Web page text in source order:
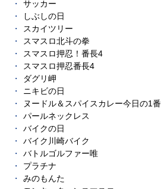
サッカー
しぶしの日
スカイツリー
スマスロ北斗の拳
スマスロ押忍！番長4
スマスロ押忍番長4
ダグリ岬
ニキビの日
ヌードル＆スパイスカレー今日の1番
パールネックレス
バイクの日
バイク川崎バイク
バトルゴルファー唯
プラチナ
みのもんた